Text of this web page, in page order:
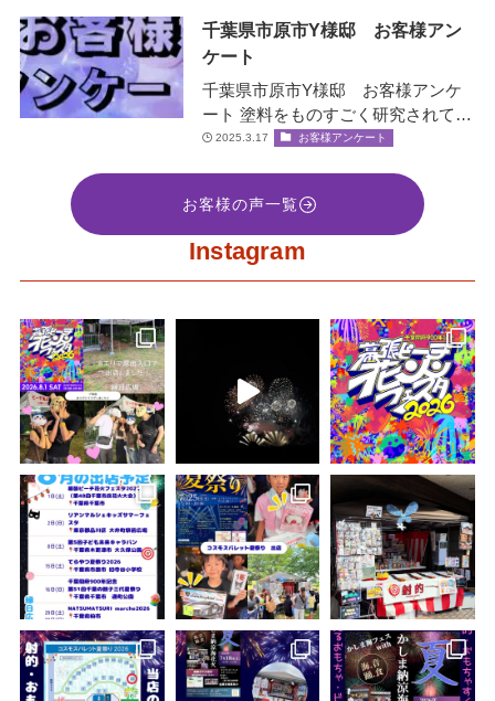
千葉県市原市Y様邸 お客様アン
ケート
千葉県市原市Y様邸 お客様アンケ
ート 塗料をものすごく研究されてい
て、お客様の大事な家を守ると言う
2025.3.17 お客様アンケート
お客様の声一覧
Instagram